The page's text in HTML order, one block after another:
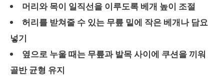
머리와 목이 일직선을 이루도록 베개 높이 조절
허리를 받쳐줄 수 있는 무릎 밑에 작은 베개나 담요
넣기
옆으로 누울 때는 무릎과 발목 사이에 쿠션을 끼워
골반 균형 유지